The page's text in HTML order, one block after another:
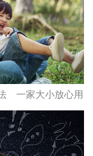
一家大小放心用